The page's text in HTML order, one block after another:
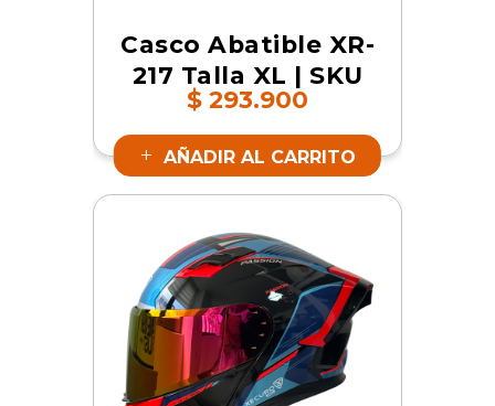
Casco Abatible XR-
217 Talla XL | SKU
19161
$ 293.900
AÑADIR AL CARRITO